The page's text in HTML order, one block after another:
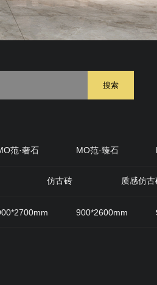
搜索
范·奢石 MO范·臻石
仿古砖 质感仿古
900*2600mm